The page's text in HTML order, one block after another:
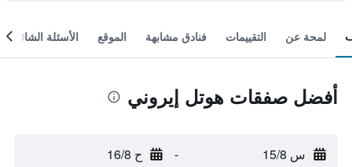
لمحة عن التقييمات فنادق مشابهة الموقع الأسئلة الشائعة
أفضل صفقات هوتل إيروني
س 15/8 - ح 16/8